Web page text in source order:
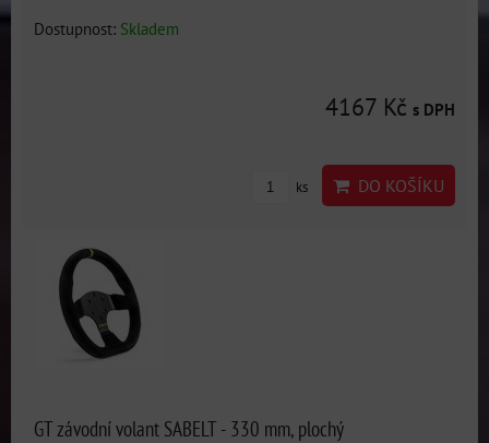
Dostupnost: Skladem
4167 Kč s DPH
ks DO KOŠÍKU
GT závodní volant SABELT - 330 mm, plochý